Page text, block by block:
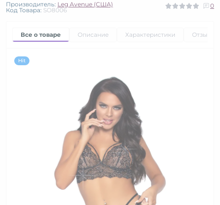
Производитель: Leg Avenue (США)
Код Товара: SO8006
0
Все о товаре Описание Характеристики Отзывы
Hit